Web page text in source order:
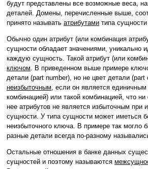
будут представлены все возможные веса,
деталей. Домены, перечисленные выше,
принято называть атрибутами типа
Обычно один атрибут (или комбинация
сущности обладает значениями, уникально
каждую сущность. Такой атрибут (или
ключом. В приведенном выше примере
детали (part number), но не цвет детали
неизбыточным, если он является единичным
комбинацией) или такой комбинацией, что
нее атрибутов не является избыточным при
сущности. У типа сущности может иметься
неизбыточного ключа. В примере так могло
разные детали всегда по-разному
Остальные отношения в банке данных
сущностей и поэтому называются